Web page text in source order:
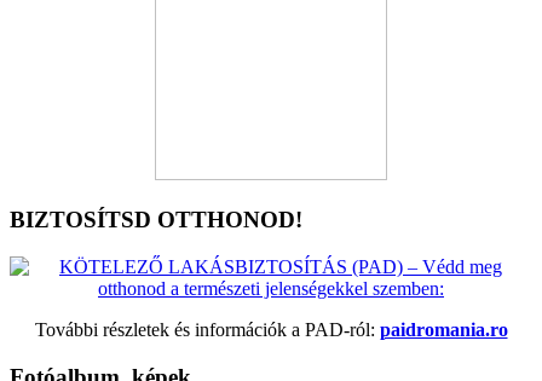
BIZTOSÍTSD OTTHONOD!
További részletek és információk a PAD-ról: paidromania.ro